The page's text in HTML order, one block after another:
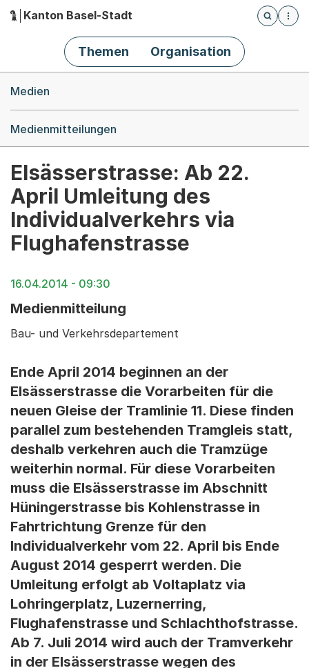
Hauptnavigation
Kanton Basel-Stadt
Öffnet
Themen Organisation
Medien
Medienmitteilungen
Elsässerstrasse: Ab 22.
April Umleitung des
Individualverkehrs via
Flughafenstrasse
16.04.2014 - 09:30
Medienmitteilung
Bau- und Verkehrsdepartement
Ende April 2014 beginnen an der
Elsässerstrasse die Vorarbeiten für die
neuen Gleise der Tramlinie 11. Diese finden
parallel zum bestehenden Tramgleis statt,
deshalb verkehren auch die Tramzüge
weiterhin normal. Für diese Vorarbeiten
muss die Elsässerstrasse im Abschnitt
Hüningerstrasse bis Kohlenstrasse in
Fahrtrichtung Grenze für den
Individualverkehr vom 22. April bis Ende
August 2014 gesperrt werden. Die
Umleitung erfolgt ab Voltaplatz via
Lohringerplatz, Luzernerring,
Flughafenstrasse und Schlachthofstrasse.
Ab 7. Juli 2014 wird auch der Tramverkehr
in der Elsässerstrasse wegen des